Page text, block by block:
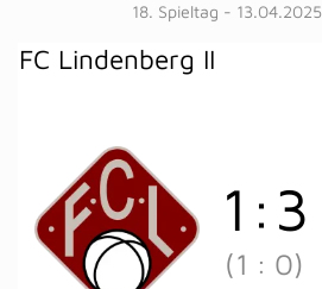
18. Spieltag - 13.04.2025
FC Lindenberg II
1 : 3
(1 : 0)